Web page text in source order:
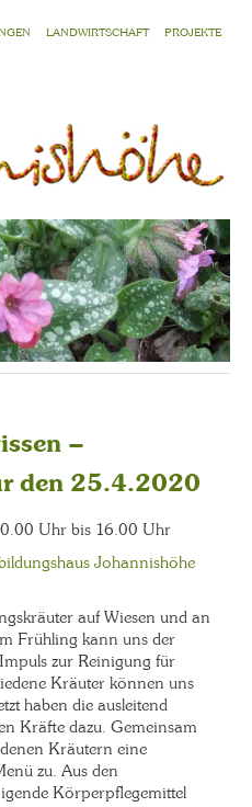
LANDWIRTSCHAFT PROJEKTE
–
den 25.4.2020
Uhr bis 16.00 Uhr
Johannishöhe
auf Wiesen und an
Frühling kann uns der
zur Reinigung für
Kräuter können uns
haben die ausleitend
Kräfte dazu. Gemeinsam
Kräutern eine
zu. Aus den
Körperpflegemittel